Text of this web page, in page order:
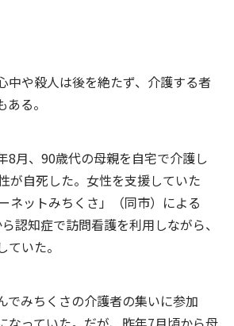
中や殺人は後を絶たず、介護する者
る。
8月、90歳代の母親を自宅で介護し
が自死した。女性を支援していた
ネットみちくさ」（同市）による
認知症で訪問看護を利用しながら、
いた。
でみちくさの介護者の集いに参加